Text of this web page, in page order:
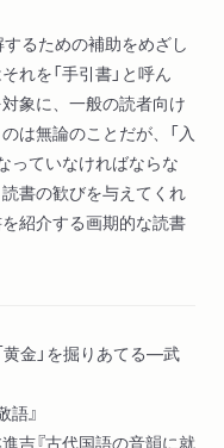
するための補助をめざし
れを「手引書」と呼ん
象に、一般の読者向け
は無論のことだが、「入
っていなければならな
書の歓びを与えてくれ
紹介する画期的な読書
金」を掘りあてる―武
』
吉『古代国語の音韻に就